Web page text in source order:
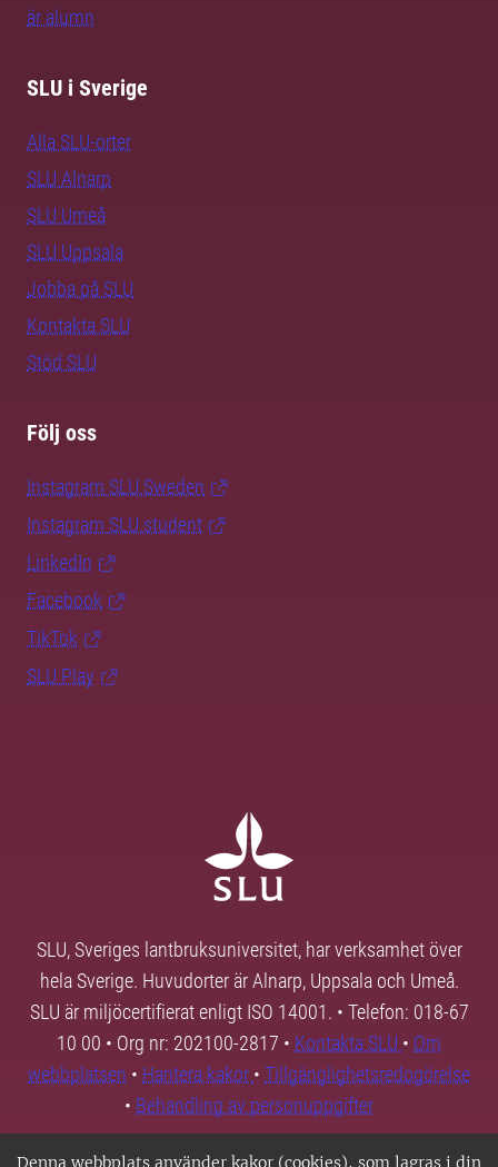
Denna webbplats använder kakor (cookies), som lagras i din
är alumn
SLU i Sverige
Alla SLU-orter
SLU Alnarp
SLU Umeå
SLU Uppsala
Jobba på SLU
Kontakta SLU
Stöd SLU
Följ oss
Instagram SLU.Sweden
Instagram SLU.student
LinkedIn
Facebook
TikTok
SLU Play
SLU, Sveriges lantbruksuniversitet, har verksamhet över
hela Sverige. Huvudorter är Alnarp, Uppsala och Umeå.
SLU är miljöcertifierat enligt ISO 14001. • Telefon: 018-67
10 00 • Org nr: 202100-2817 • Kontakta SLU • Om
webbplatsen • Hantera kakor • Tillgänglighetsredogörelse
• Behandling av personuppgifter